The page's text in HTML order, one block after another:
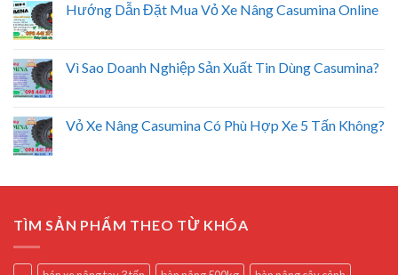
Hướng Dẫn Đặt Mua Vỏ Xe Nâng Casumina Online
Vì Sao Doanh Nghiệp Sản Xuất Tin Dùng Casumina?
Vỏ Xe Nâng Casumina Có Phù Hợp Xe 5 Tấn Không?
TÌM SẢN PHẨM THEO TỪ KHÓA